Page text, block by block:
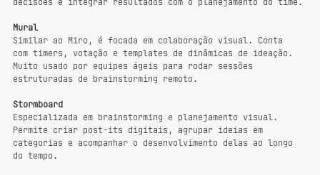
decisões e integrar resultados com o planejamento do time.
Mural
Similar ao Miro, é focada em colaboração visual. Conta
com timers, votação e templates de dinâmicas de ideação.
Muito usado por equipes ágeis para rodar sessões
estruturadas de brainstorming remoto.
Stormboard
Especializada em brainstorming e planejamento visual.
Permite criar post-its digitais, agrupar ideias em
categorias e acompanhar o desenvolvimento delas ao longo
do tempo.